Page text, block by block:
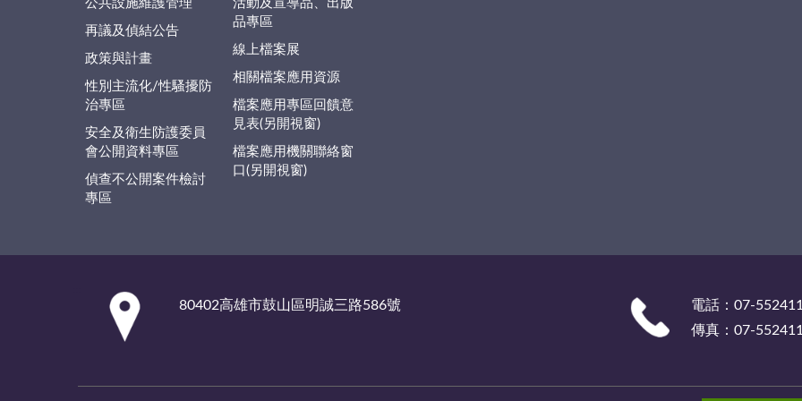
公共設施維護管理
再議及偵結公告
政策與計畫
性別主流化/性騷擾防
治專區
安全及衛生防護委員
會公開資料專區
偵查不公開案件檢討
專區
活動及宣導品、出版
品專區
線上檔案展
相關檔案應用資源
檔案應用專區回饋意
見表(另開視窗)
檔案應用機關聯絡窗
口(另開視窗)
80402高雄市鼓山區明誠三路586號
電話：07-
傳真：07-